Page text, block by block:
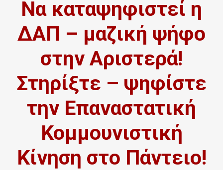
Να καταψηφιστεί η
ΔΑΠ – μαζική ψήφο
στην Αριστερά!
Στηρίξτε – ψηφίστε
την Επαναστατική
Κομμουνιστική
Κίνηση στο Πάντειο!